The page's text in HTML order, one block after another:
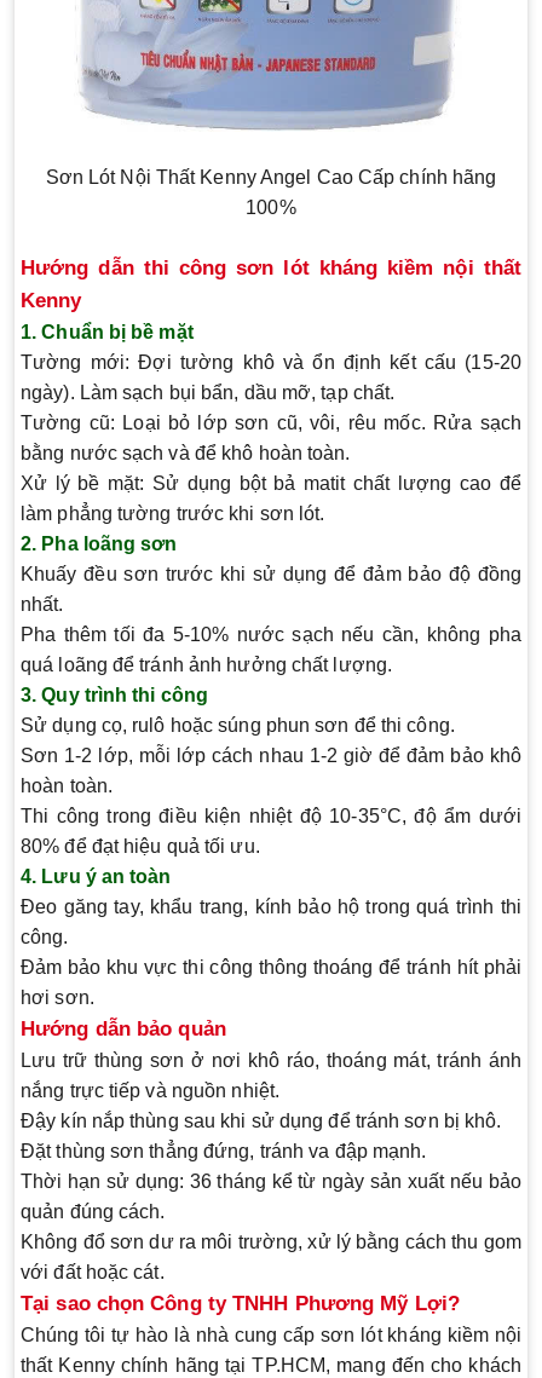
Sơn Lót Nội Thất Kenny Angel Cao Cấp chính hãng
100%
Hướng dẫn thi công sơn lót kháng kiềm nội thất
Kenny
1. Chuẩn bị bề mặt
Tường mới: Đợi tường khô và ổn định kết cấu (15-20
ngày). Làm sạch bụi bẩn, dầu mỡ, tạp chất.
Tường cũ: Loại bỏ lớp sơn cũ, vôi, rêu mốc. Rửa sạch
bằng nước sạch và để khô hoàn toàn.
Xử lý bề mặt: Sử dụng bột bả matit chất lượng cao để
làm phẳng tường trước khi sơn lót.
2. Pha loãng sơn
Khuấy đều sơn trước khi sử dụng để đảm bảo độ đồng
nhất.
Pha thêm tối đa 5-10% nước sạch nếu cần, không pha
quá loãng để tránh ảnh hưởng chất lượng.
3. Quy trình thi công
Sử dụng cọ, rulô hoặc súng phun sơn để thi công.
Sơn 1-2 lớp, mỗi lớp cách nhau 1-2 giờ để đảm bảo khô
hoàn toàn.
Thi công trong điều kiện nhiệt độ 10-35°C, độ ẩm dưới
80% để đạt hiệu quả tối ưu.
4. Lưu ý an toàn
Đeo găng tay, khẩu trang, kính bảo hộ trong quá trình thi
công.
Đảm bảo khu vực thi công thông thoáng để tránh hít phải
hơi sơn.
Hướng dẫn bảo quản
Lưu trữ thùng sơn ở nơi khô ráo, thoáng mát, tránh ánh
nắng trực tiếp và nguồn nhiệt.
Đậy kín nắp thùng sau khi sử dụng để tránh sơn bị khô.
Đặt thùng sơn thẳng đứng, tránh va đập mạnh.
Thời hạn sử dụng: 36 tháng kể từ ngày sản xuất nếu bảo
quản đúng cách.
Không đổ sơn dư ra môi trường, xử lý bằng cách thu gom
với đất hoặc cát.
Tại sao chọn Công ty TNHH Phương Mỹ Lợi?
Chúng tôi tự hào là nhà cung cấp sơn lót kháng kiềm nội
thất Kenny chính hãng tại TP.HCM, mang đến cho khách